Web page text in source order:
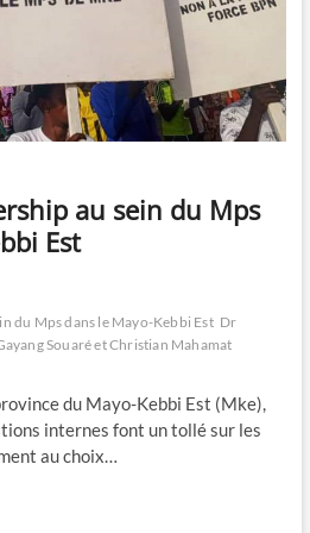
au sein du Mps
Est
du Mps dans le Mayo-Kebbi Est Dr
Souaré et Christian Mahamat
du Mayo-Kebbi Est (Mke),
internes font un tollé sur les
au choix…